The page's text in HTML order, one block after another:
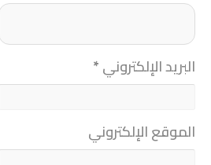
البريد الإلكتروني*
الموقع الإلكتروني